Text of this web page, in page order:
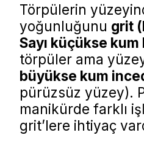
Törpülerin
yoğunluğunu grit
Sayı küçükse kum
törpüler ama
büyükse kum
pürüzsüz yüzey).
manikürde farklı
grit’lere ihtiyaç